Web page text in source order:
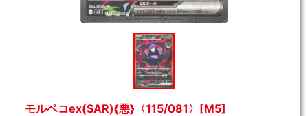
モルペコex(SAR){悪}〈115/081〉[M5]